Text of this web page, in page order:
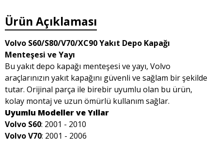
Ürün Açıklaması
Volvo S60/S80/V70/XC90 Yakıt Depo Kapağı
Menteşesi ve Yayı
Bu yakıt depo kapağı menteşesi ve yayı, Volvo
araçlarınızın yakıt kapağını güvenli ve sağlam bir şekilde
tutar. Orijinal parça ile birebir uyumlu olan bu ürün,
kolay montaj ve uzun ömürlü kullanım sağlar.
Uyumlu Modeller ve Yıllar
Volvo S60: 2001 - 2010
Volvo V70: 2001 - 2006